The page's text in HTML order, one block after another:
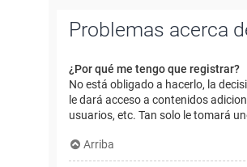
Problemas acerca
¿Por qué me tengo que registrar?
No está obligado a hacerlo, la
le dará acceso a contenidos
usuarios, etc. Tan solo le tomará
Arriba